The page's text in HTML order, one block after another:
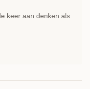
keer aan denken als